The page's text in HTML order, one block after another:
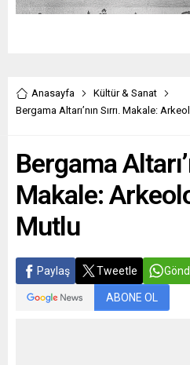
Anasayfa
Kültür & Sanat
Bergama Altarı’nın Sırrı. Makale:
Bergama
Makale:
Mutlu
Paylaş Tweetle
ABONE OL